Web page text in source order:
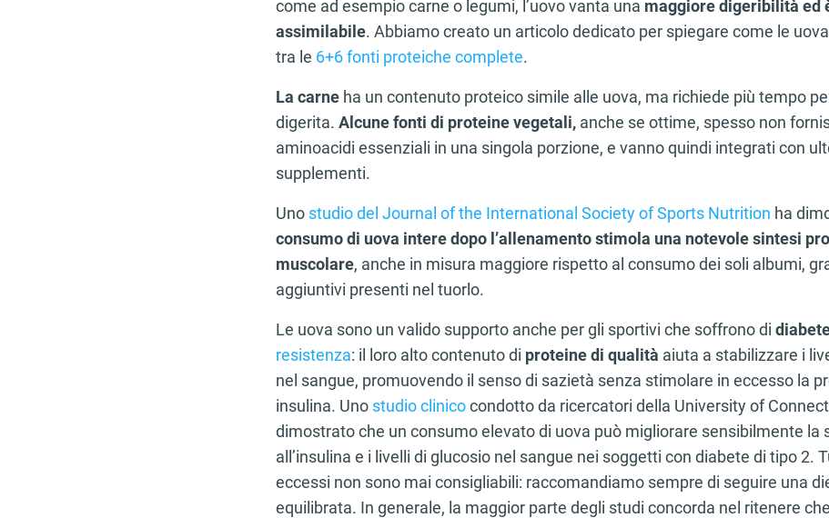
come ad esempio carne o legumi, l’uovo vanta una maggiore digeribilità ed
assimilabile. Abbiamo creato un articolo dedicato per spiegare come le
tra le 6+6 fonti proteiche complete.
La carne ha un contenuto proteico simile alle uova, ma richiede più tempo
digerita. Alcune fonti di proteine vegetali, anche se ottime, spesso non
aminoacidi essenziali in una singola porzione, e vanno quindi integrati con
supplementi.
Uno studio del Journal of the International Society of Sports Nutrition ha
consumo di uova intere dopo l’allenamento stimola una notevole sintesi
muscolare, anche in misura maggiore rispetto al consumo dei soli albumi,
aggiuntivi presenti nel tuorlo.
Le uova sono un valido supporto anche per gli sportivi che soffrono di
resistenza: il loro alto contenuto di proteine di qualità aiuta a stabilizzare i
nel sangue, promuovendo il senso di sazietà senza stimolare in eccesso la
insulina. Uno studio clinicocondotto da ricercatori della University of
dimostrato che un consumo elevato di uova può migliorare sensibilmente la
all’insulina e i livelli di glucosio nel sangue nei soggetti con diabete di tipo 2.
eccessi non sono mai consigliabili: raccomandiamo sempre di seguire una
equilibrata. In generale, la maggior parte degli studi concorda nel ritenere